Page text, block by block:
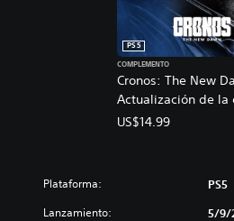
Cronos: The New
Actualización de la
Deluxe
PS5
COMPLEMENTO
US$14.99
Plataforma: PS5
Lanzamiento: 5/9/